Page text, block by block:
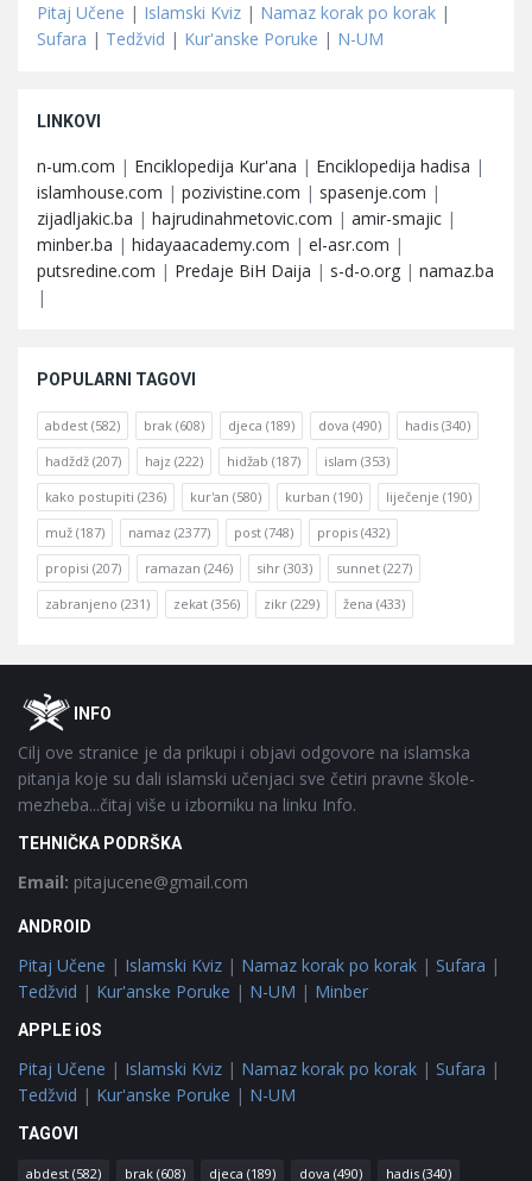
Pitaj Učene | Islamski Kviz | Namaz korak po korak |
Sufara | Tedžvid | Kur'anske Poruke | N-UM
LINKOVI
n-um.com | Enciklopedija Kur'ana | Enciklopedija hadisa |
islamhouse.com | pozivistine.com | spasenje.com |
zijadljakic.ba | hajrudinahmetovic.com | amir-smajic |
minber.ba | hidayaacademy.com | el-asr.com |
putsredine.com | Predaje BiH Daija | s-d-o.org | namaz.ba
|
POPULARNI TAGOVI
abdest (582) brak (608) djeca (189) dova (490) hadis (340)
hadždž (207) hajz (222) hidžab (187) islam (353)
kako postupiti (236) kur'an (580) kurban (190) liječenje (190)
muž (187) namaz (2377) post (748) propis (432)
propisi (207) ramazan (246) sihr (303) sunnet (227)
zabranjeno (231) zekat (356) zikr (229) žena (433)
FooterOINFO
Cilj ove stranice je da prikupi i objavi odgovore na islamska
pitanja koje su dali islamski učenjaci sve četiri pravne škole-
mezheba...čitaj više u izborniku na linku Info.
TEHNIČKA PODRŠKA
Email: pitajucene@gmail.com
ANDROID
Pitaj Učene | Islamski Kviz | Namaz korak po korak | Sufara |
Tedžvid | Kur'anske Poruke | N-UM | Minber
APPLE iOS
Pitaj Učene | Islamski Kviz | Namaz korak po korak | Sufara |
Tedžvid | Kur'anske Poruke | N-UM
TAGOVI
abdest (582) brak (608) djeca (189) dova (490) hadis (340)